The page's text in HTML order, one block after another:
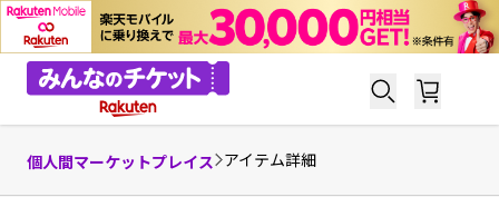
個人間マーケットプレイス アイテム詳細